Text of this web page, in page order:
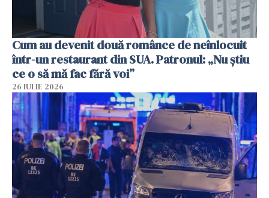
Cum au devenit două românce de neînlocuit
într-un restaurant din SUA. Patronul: „Nu știu
ce o să mă fac fără voi”
26 IULIE 2026